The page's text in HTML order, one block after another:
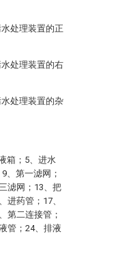
处理装置的正
处理装置的右
处理装置的杂
箱；5、进水
、第一滤网；
滤网；13、把
进药管；17、
第二连接管；
管；24、排液